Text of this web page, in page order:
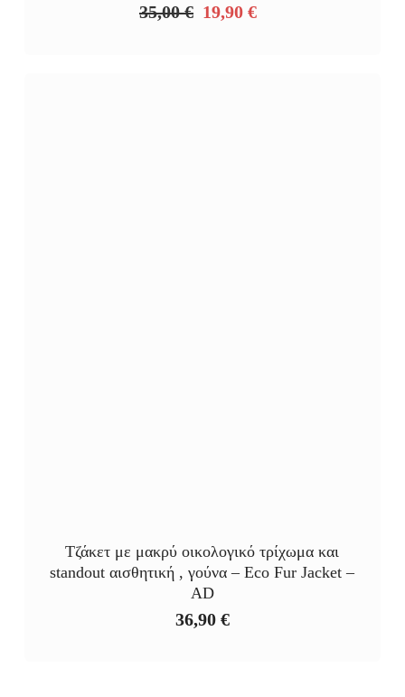
35,00€ Original
19,90 €
Η
Τζάκετ με μακρύ οικολογικό τρίχωμα και
standout αισθητική , γούνα – Eco Fur Jacket –
AD
36,90 €